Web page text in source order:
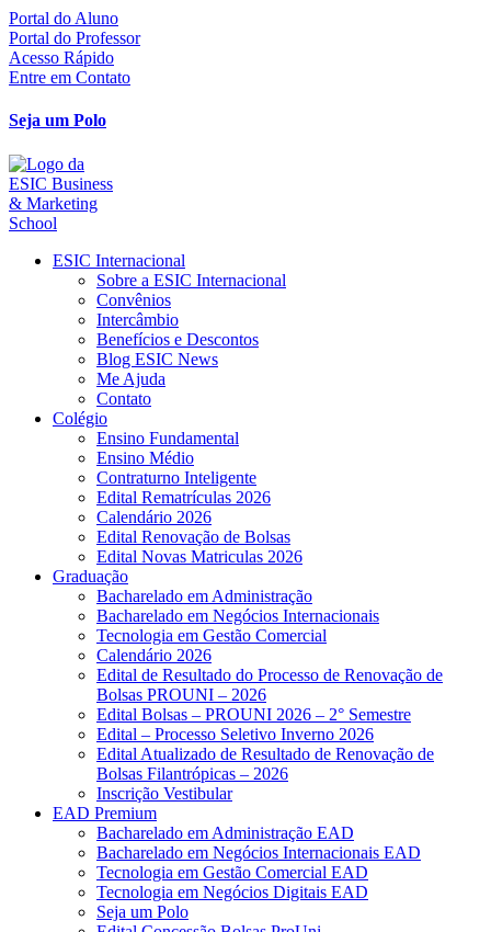
Ir
para
o
conteúdo
Portal do Aluno
Portal do Professor
Acesso Rápido
Entre em Contato
Seja um Polo
ESIC Internacional
Sobre a ESIC Internacional
Convênios
Intercâmbio
Benefícios e Descontos
Blog ESIC News
Me Ajuda
Contato
Colégio
Ensino Fundamental
Ensino Médio
Contraturno Inteligente
Edital Rematrículas 2026
Calendário 2026
Edital Renovação de Bolsas
Edital Novas Matriculas 2026
Graduação
Bacharelado em Administração
Bacharelado em Negócios Internacionais
Tecnologia em Gestão Comercial
Calendário 2026
Edital de Resultado do Processo de Renovação de
Bolsas PROUNI – 2026
Edital Bolsas – PROUNI 2026 – 2° Semestre
Edital – Processo Seletivo Inverno 2026
Edital Atualizado de Resultado de Renovação de
Bolsas Filantrópicas – 2026
Inscrição Vestibular
EAD Premium
Bacharelado em Administração EAD
Bacharelado em Negócios Internacionais EAD
Tecnologia em Gestão Comercial EAD
Tecnologia em Negócios Digitais EAD
Seja um Polo